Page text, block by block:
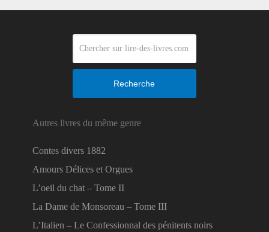
Recherche
Autres livres du même genre
Contes divers 1882
Amours Délices et Orgues
L’oeil du chat – Tome II
La Dame de Monsoreau – Tome III
L’Italien – Le Confessionnal des pénitents noirs